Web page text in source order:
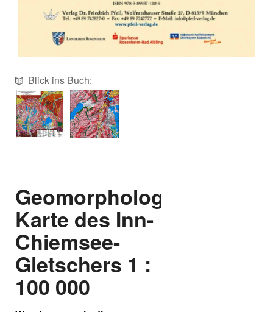
Blick ins Buch:
Geomorphologische
Karte des Inn-
Chiemsee-
Gletschers 1 :
100 000